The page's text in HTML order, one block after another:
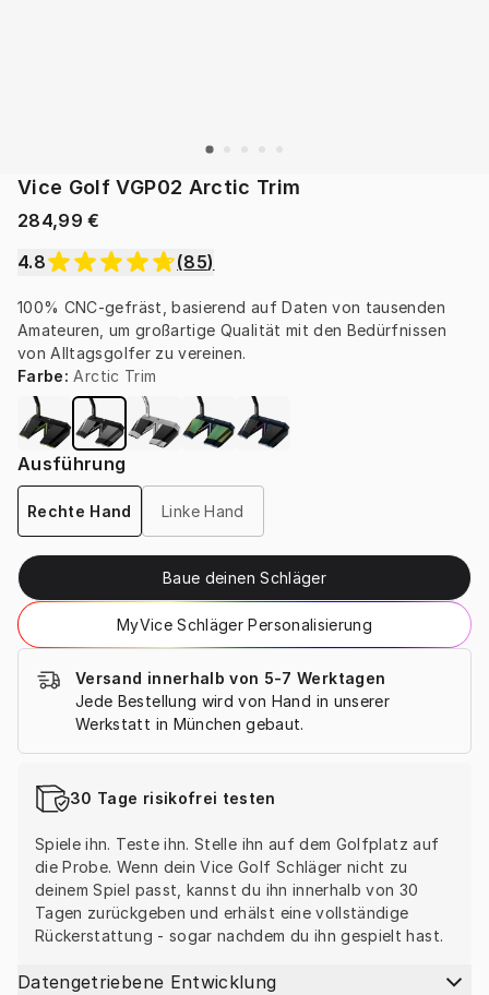
Vice Golf VGP02 Arctic Trim
284,99 €
4.8
(85)
100% CNC-gefräst, basierend auf Daten von tausenden
Amateuren, um großartige Qualität mit den Bedürfnissen
von Alltagsgolfer zu vereinen.
Farbe: Arctic Trim
Ausführung
Rechte Hand Linke Hand
Baue deinen Schläger
MyVice Schläger Personalisierung
Versand innerhalb von 5-7 Werktagen
Jede Bestellung wird von Hand in unserer
Werkstatt in München gebaut.
30 Tage risikofrei testen
Spiele ihn. Teste ihn. Stelle ihn auf dem Golfplatz auf
die Probe. Wenn dein Vice Golf Schläger nicht zu
deinem Spiel passt, kannst du ihn innerhalb von 30
Tagen zurückgeben und erhälst eine vollständige
Rückerstattung - sogar nachdem du ihn gespielt hast.
Datengetriebene Entwicklung